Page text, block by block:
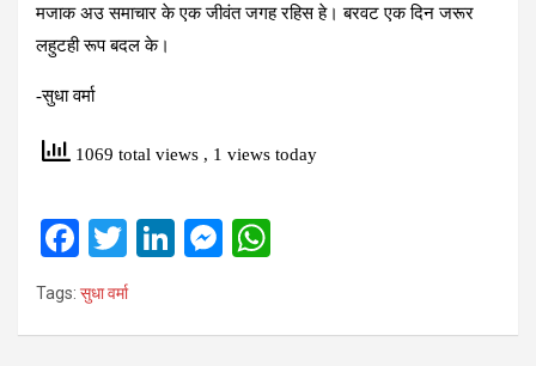
मजाक अउ समाचार के एक जीवंत जगह रहिस हे। बरवट एक दिन जरूर
लहुटही रूप बदल के।
-सुधा वर्मा
1069 total views , 1 views today
F
a
ce
T
wi
Li
M
Tags: सुधा वर्मा